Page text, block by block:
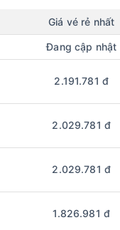
Giá vé rẻ nhất
Đang cập nhật
2.191.781 đ
2.029.781 đ
2.029.781 đ
1.826.981 đ